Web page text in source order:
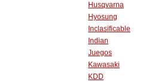
Husqvarna
Hyosung
Inclasificable
Indian
Juegos
Kawasaki
KDD